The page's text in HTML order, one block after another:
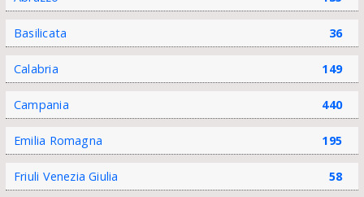
Basilicata 36
Calabria 149
Campania 440
Emilia Romagna 195
Friuli Venezia Giulia 58